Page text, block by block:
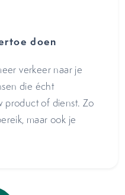
doen
verkeer naar je
die écht
product of dienst. Zo
maar ook je